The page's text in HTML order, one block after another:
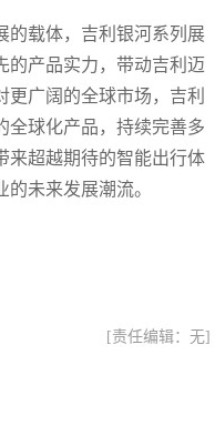
的载体，吉利银河系列展
的产品实力，带动吉利迈
更广阔的全球市场，吉利
全球化产品，持续完善多
来超越期待的智能出行体
未来发展潮流。
[责任编辑：无]